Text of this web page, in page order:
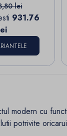
lei
931.76
modern cu
potrivite